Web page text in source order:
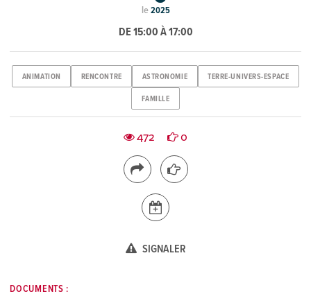
le 2025
DE 15:00 À 17:00
ANIMATION RENCONTRE ASTRONOMIE TERRE-UNIVERS-ESPACE
FAMILLE
472 0
SIGNALER
DOCUMENTS :